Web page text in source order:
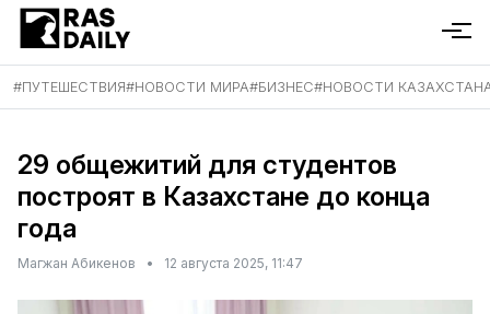
#ПУТЕШЕСТВИЯ#НОВОСТИ МИРА#БИЗНЕС#НОВОСТИ
29 общежитий для студентов
построят в Казахстане до конца
года
Магжан Абикенов • 12 августа 2025, 11:47